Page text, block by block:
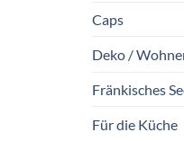
Caps
Deko /
Fränkisches
Für die Küche